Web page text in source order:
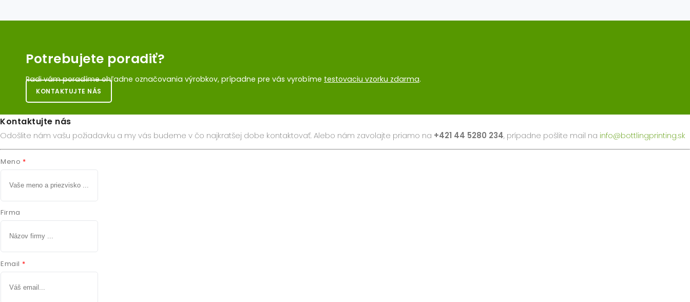
Potrebujete poradiť?
Radi vám poradíme ohľadne označovania výrobkov, prípadne pre vás vyrobíme testovaciu vzorku zdarma.
KONTAKTUJTE NÁS
Kontaktujte nás
Odošlite nám vašu požiadavku a my vás budeme v čo najkratšej dobe kontaktovať. Alebo nám zavolajte priamo na +421 44 5280 234, prípadne pošlite mail na info@bottlingprinting.sk
Meno
Firma
Email